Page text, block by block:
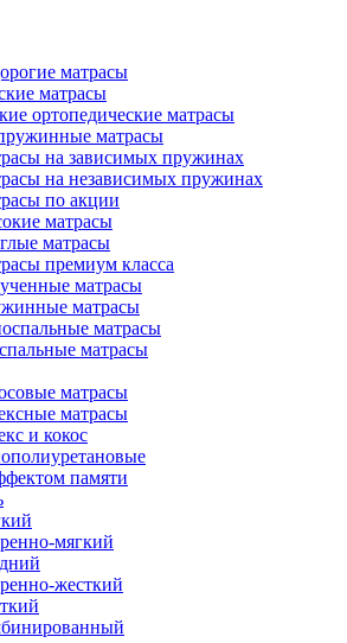
матрасы
матрасы
ортопедические матрасы
матрасы
на зависимых пружинах
на независимых пружинах
по акции
матрасы
матрасы
премиум класса
матрасы
матрасы
матрасы
матрасы
матрасы
матрасы
и кокос
памяти
мягкий
жесткий